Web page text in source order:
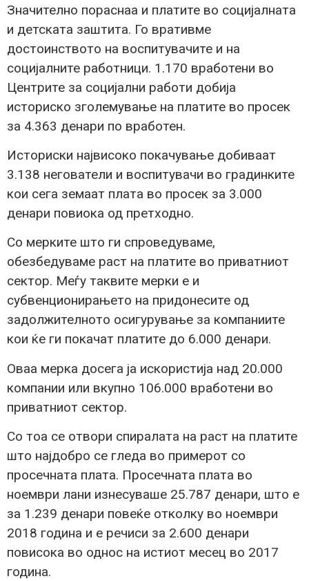
Значително пораснаа и платите во социјалната
и детската заштита. Го вративме
достоинството на воспитувачите и на
социјалните работници. 1.170 вработени во
Центрите за социјални работи добија
историско зголемување на платите во просек
за 4.363 денари по вработен.
Историски највисоко покачување добиваат
3.138 негователи и воспитувачи во градинките
кои сега земаат плата во просек за 3.000
денари повиока од претходно.
Со мерките што ги спроведуваме,
обезбедуваме раст на платите во приватниот
сектор. Меѓу таквите мерки е и
субвенционирањето на придонесите од
задолжителното осигурување за компаниите
кои ќе ги покачат платите до 6.000 денари.
Оваа мерка досега ја искористија над 20.000
компании или вкупно 106.000 вработени во
приватниот сектор.
Со тоа се отвори спиралата на раст на платите
што најдобро се гледа во примерот со
просечната плата. Просечната плата во
ноември лани изнесуваше 25.787 денари, што е
за 1.239 денари повеќе отколку во ноември
2018 година и е речиси за 2.600 денари
повисока во однос на истиот месец во 2017
година.